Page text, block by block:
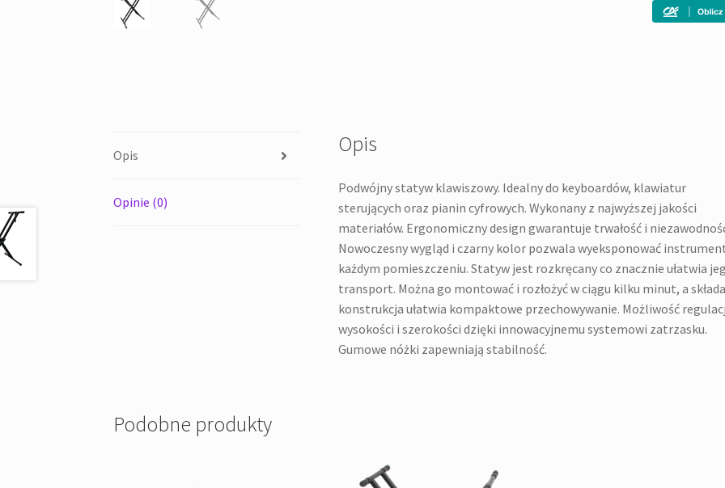
Opis
Opinie (0)
Opis
Podwójny statyw klawiszowy. Idealny do keyboardów, klawiatur
sterujących oraz pianin cyfrowych. Wykonany z najwyższej jakości
materiałów. Ergonomiczny design gwarantuje trwałość i
Nowoczesny wygląd i czarny kolor pozwala wyeksponować
każdym pomieszczeniu. Statyw jest rozkręcany co znacznie ułatwia
transport. Można go montować i rozłożyć w ciągu kilku minut, a
konstrukcja ułatwia kompaktowe przechowywanie. Możliwość
wysokości i szerokości dzięki innowacyjnemu systemowi zatrzasku.
Gumowe nóżki zapewniają stabilność.
Podobne produkty